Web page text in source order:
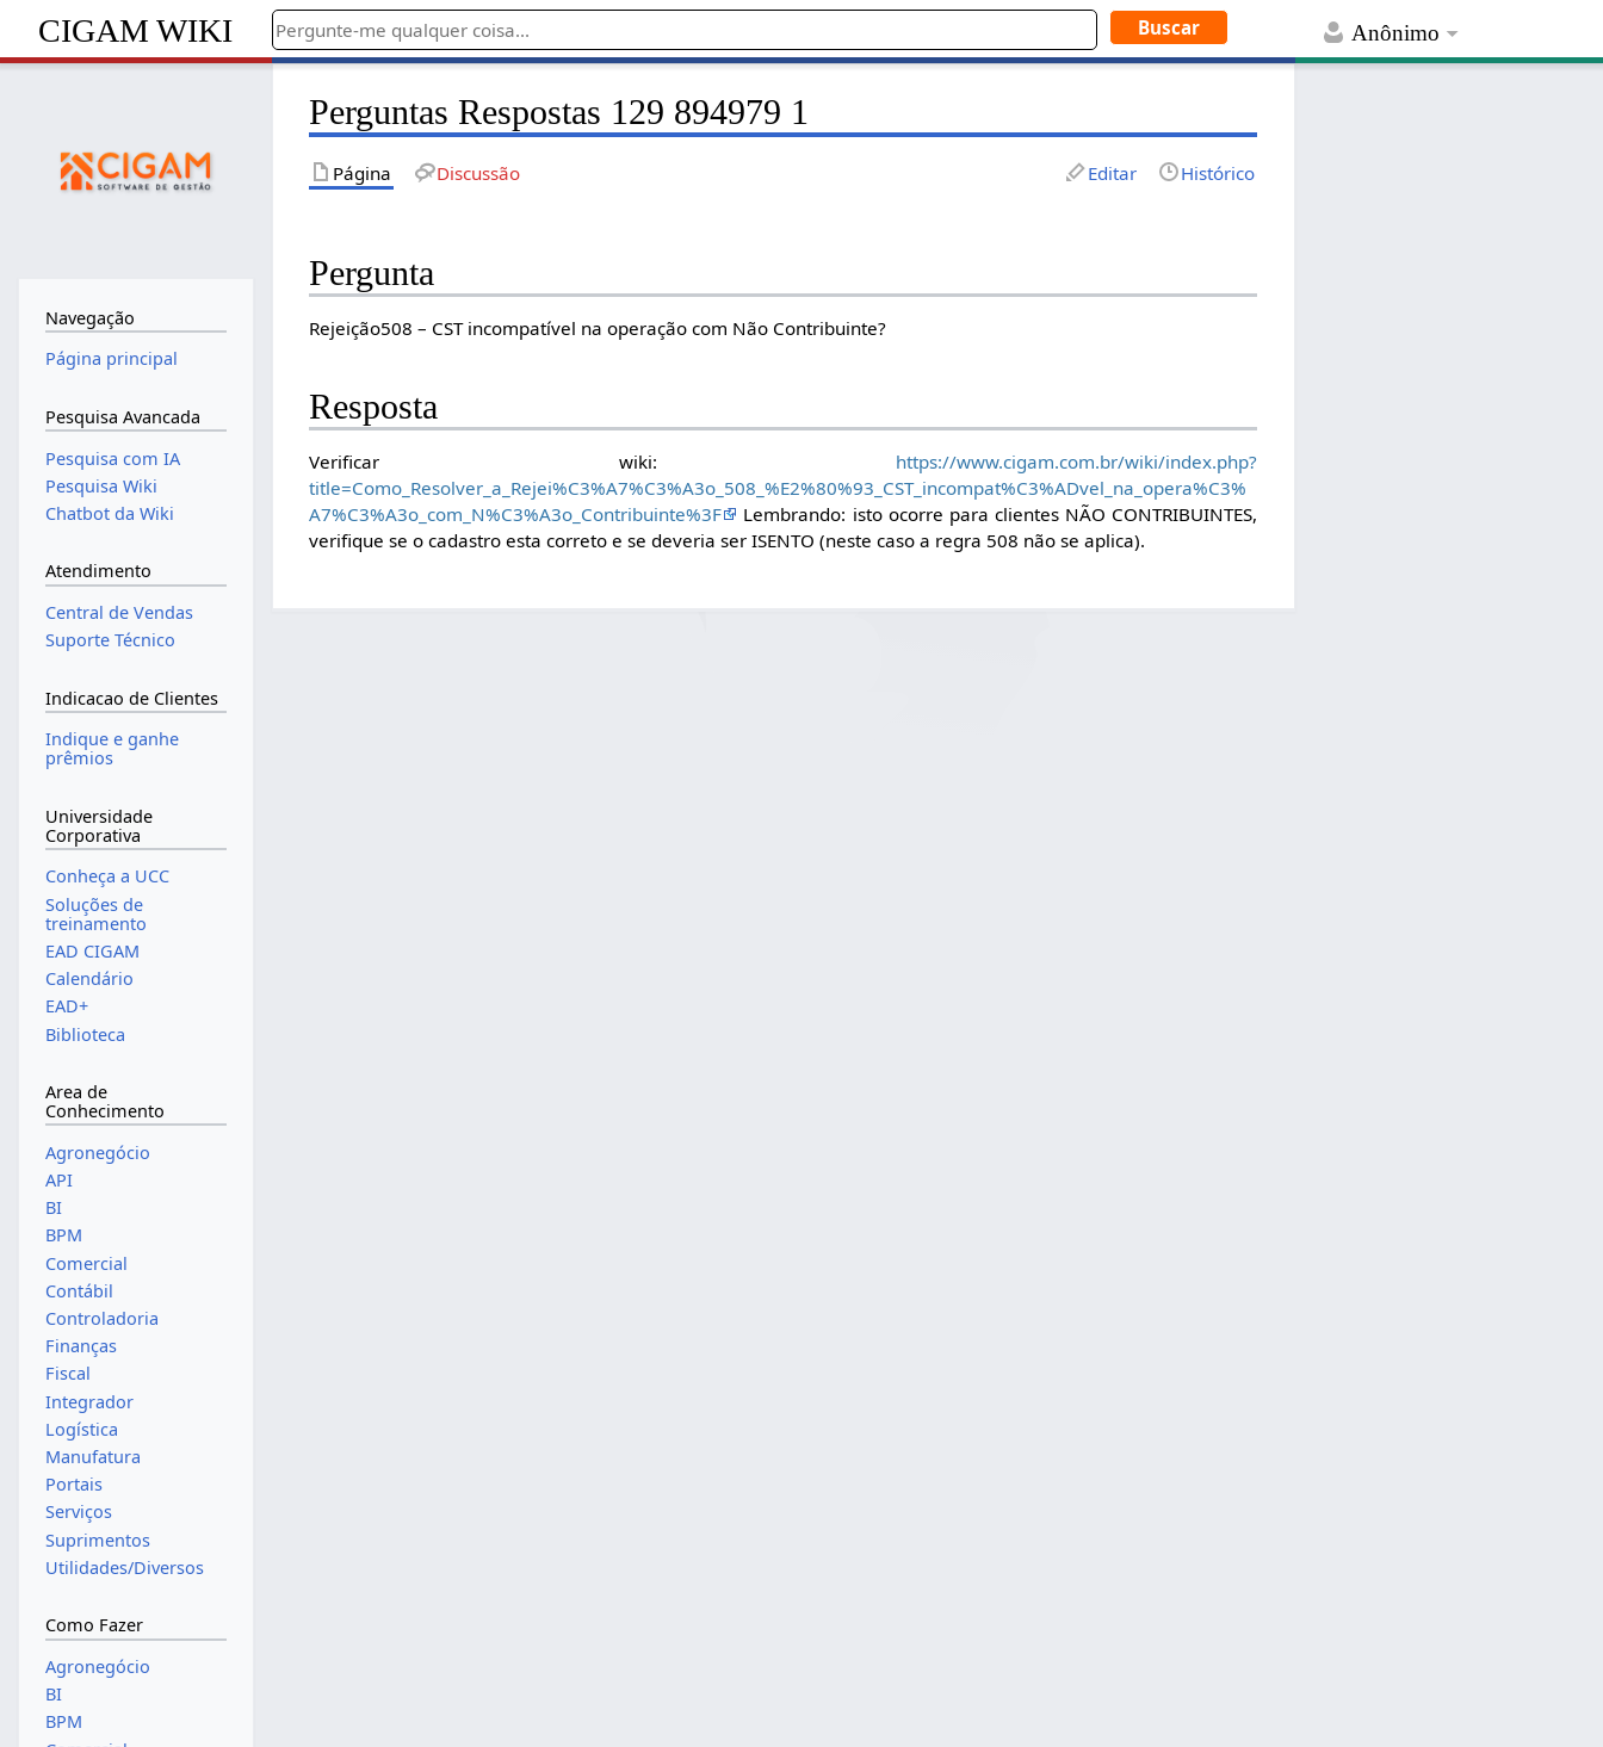
Anônimo
CIGAM WIKI
Perguntas Respostas 129 894979 1
Página Discussão Editar Histórico
Pergunta
Rejeição508 – CST incompatível na operação com Não Contribuinte?
Resposta
Verificar wiki: https://www.cigam.com.br/wiki/index.php?
title=Como_Resolver_a_Rejei%C3%A7%C3%A3o_508_%E2%80%93_CST_incompat%C3%ADvel_na_opera%C3%
A7%C3%A3o_com_N%C3%A3o_Contribuinte%3F
Lembrando: isto ocorre para clientes NÃO CONTRIBUINTES,
verifique se o cadastro esta correto e se deveria ser ISENTO (neste caso a regra 508 não se aplica).
Navegação
Página principal
Pesquisa Avancada
Pesquisa com IA
Pesquisa Wiki
Chatbot da Wiki
Atendimento
Central de Vendas
Suporte Técnico
Indicacao de Clientes
Indique e ganhe
prêmios
Universidade
Corporativa
Conheça a UCC
Soluções de
treinamento
EAD CIGAM
Calendário
EAD+
Biblioteca
Area de
Conhecimento
Agronegócio
API
BI
BPM
Comercial
Contábil
Controladoria
Finanças
Fiscal
Integrador
Logística
Manufatura
Portais
Serviços
Suprimentos
Utilidades/Diversos
Como Fazer
Agronegócio
BI
BPM